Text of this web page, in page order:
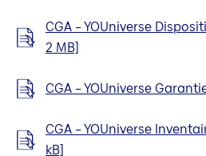
CGA – YOUniverse
2 MB]
CGA – YOUniverse
CGA – YOUniverse
kB]